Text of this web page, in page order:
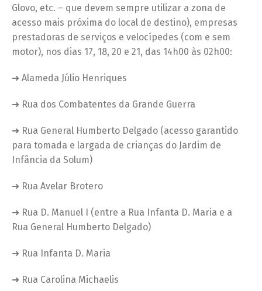
Glovo, etc. – que devem sempre utilizar a zona de
acesso mais próxima do local de destino), empresas
prestadoras de serviços e velocípedes (com e sem
motor), nos dias 17, 18, 20 e 21, das 14h00 às 02h00:
➜ Alameda Júlio Henriques
➜ Rua dos Combatentes da Grande Guerra
➜ Rua General Humberto Delgado (acesso garantido
para tomada e largada de crianças do Jardim de
Infância da Solum)
➜ Rua Avelar Brotero
➜ Rua D. Manuel I (entre a Rua Infanta D. Maria e a
Rua General Humberto Delgado)
➜ Rua Infanta D. Maria
➜ Rua Carolina Michaelis